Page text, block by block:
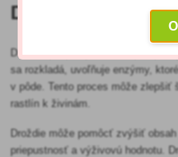
Droždie ako
Droždie podporuje aktivitu
sa rozkladá, uvoľňuje enzýmy,
v pôde. Tento proces môže
rastlín k živinám.
Droždie môže pomôcť zvýšiť
priepustnosť a výživovú hodnotu.